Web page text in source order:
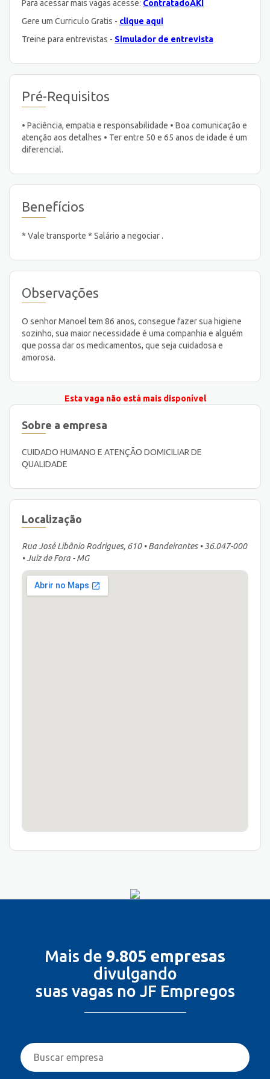
Para acessar mais vagas acesse: ContratadoAKI
Gere um Curriculo Gratis - clique aqui
Treine para entrevistas - Simulador de entrevista
Pré-Requisitos
• Paciência, empatia e responsabilidade • Boa comunicação e
atenção aos detalhes • Ter entre 50 e 65 anos de idade é um
diferencial.
Benefícios
* Vale transporte * Salário a negociar .
Observações
O senhor Manoel tem 86 anos, consegue fazer sua higiene
sozinho, sua maior necessidade é uma companhia e alguém
que possa dar os medicamentos, que seja cuidadosa e
amorosa.
Esta vaga não está mais disponível
Sobre a empresa
CUIDADO HUMANO E ATENÇÃO DOMICILIAR DE
QUALIDADE
Localização
Rua José Libânio Rodrigues, 610 • Bandeirantes • 36.047-000
• Juiz de Fora - MG
Mais de 9.805 empresas
divulgando
suas vagas no JF Empregos